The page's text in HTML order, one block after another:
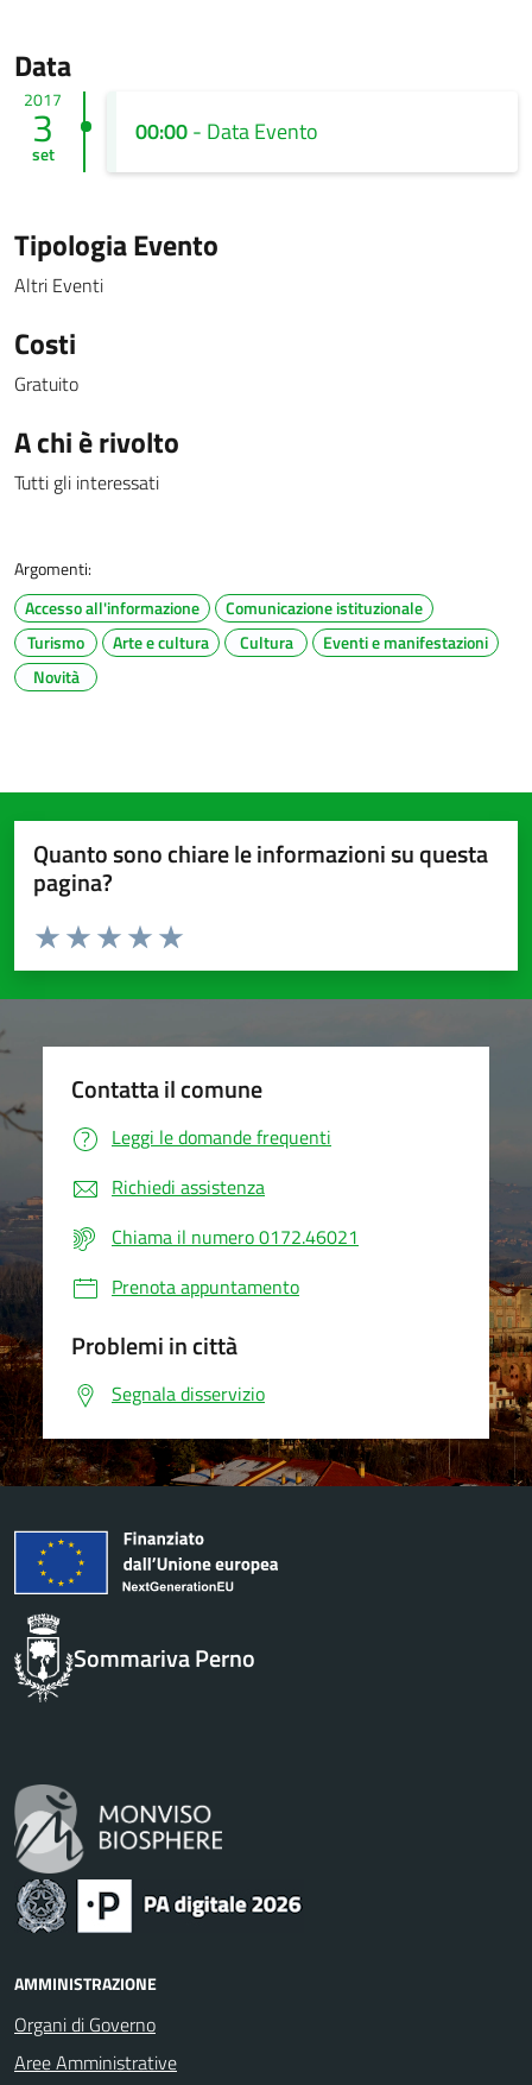
Data
2017
3
set
00:00- Data Evento
Tipologia Evento
Altri Eventi
Costi
Gratuito
A chi è rivolto
Tutti gli interessati
Argomenti:
Accesso all'informazione
Comunicazione istituzionale
Turismo
Arte e cultura Cultura
Eventi e manifestazioni
Novità
Quanto sono chiare le informazioni su questa
pagina?
Valuta da 1 a 5 stelle la pagina
Valuta 5 stelle su 5
Valuta 4 stelle su 5
Valuta 3 stelle su 5
Valuta 2 stelle su 5
Valuta 1 stelle su 5
Contatta il comune
Leggi le domande frequenti
Richiedi assistenza
Chiama il numero 0172.46021
Prenota appuntamento
Problemi in città
Segnala disservizio
Sommariva Perno
AMMINISTRAZIONE
Organi di Governo
Aree Amministrative